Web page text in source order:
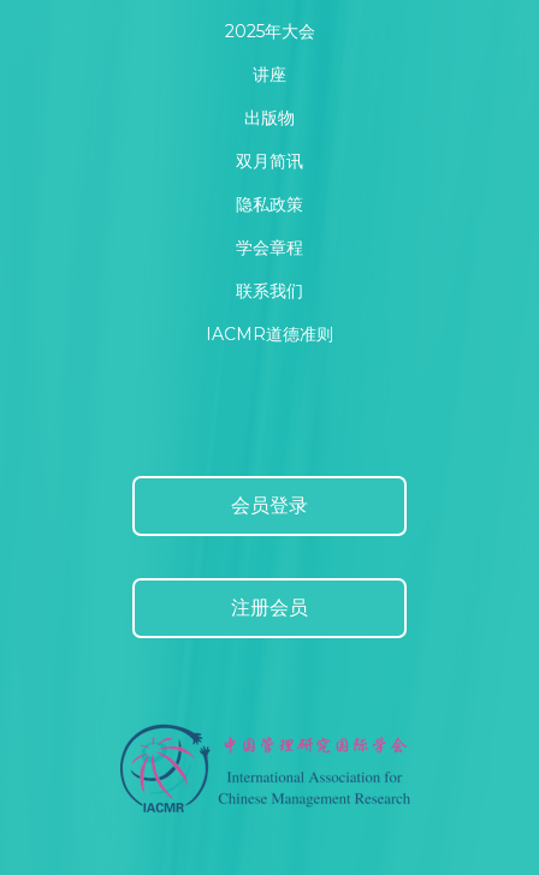
2025年大会
讲座
出版物
双月简讯
隐私政策
学会章程
联系我们
IACMR道德准则
会员登录
注册会员